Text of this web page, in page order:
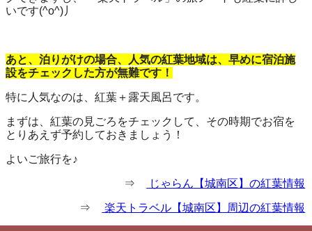
いです(^o^)丿
あと、泊りがけの場合、人気の紅葉地域は、早めに宿泊施
設をチェックした方が無難です！
特に人気なのは、紅葉＋露天風呂です。
まずは、紅葉の見ごろをチェックして、その時期でお宿を
とりあえず予約しておきましょう！
よいご旅行を♪
⇒ じゃらん【城南区】の紅葉情報
⇒ 楽天トラベル【城南区】周辺の紅葉情報